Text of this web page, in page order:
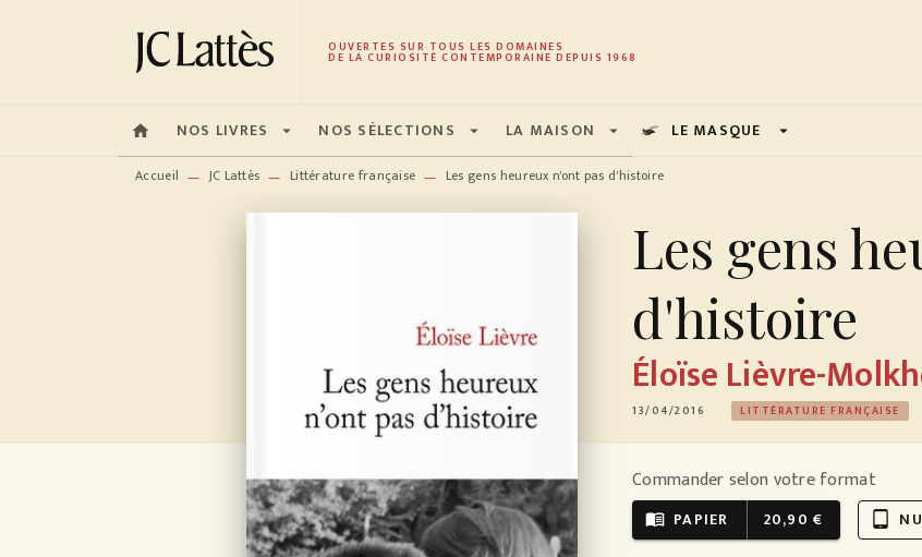
MENU RECHERCHE CONTENU PIED DE PAGE
OUVERTES SUR TOUS LES DOMAINES
DE LA CURIOSITÉ CONTEMPORAINE DEPUIS 1968
home NOS LIVRES arrow_drop_down NOS SÉLECTIONS arrow_drop_down LA MAISON arrow_drop_down LE MASQUE arrow_drop_down
Accueil — JC Lattès — Littérature française — Les gens heureux n'ont pas d'histoire
Les gens
d'histoire
Éloïse Lièvre-
13/04/2016 LITTÉRATURE FRANÇAISE
Commander selon votre format
menu_book PAPIER 20,90 € tablet_android